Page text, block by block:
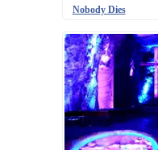
Nobody Dies